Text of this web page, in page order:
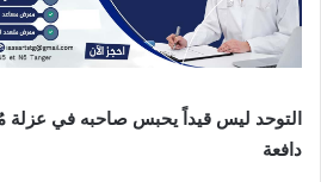
التوحد ليس قيداً يحبس صاحبه في عزلة
دافعة